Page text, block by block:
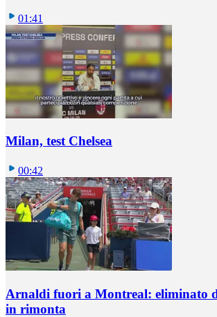
01:41
Milan, test Chelsea
00:42
Arnaldi fuori a Montreal: eliminato
in rimonta